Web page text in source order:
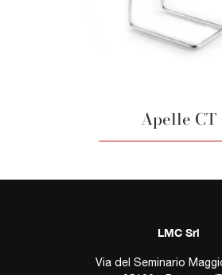
Apelle CT
LMC Srl
Via del Seminario